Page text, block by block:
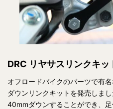
DRC リヤサスリンクキッ
オフロードバイクのパーツで有
ダウンリンクキットを発売しま
40mmダウンすることができ、足